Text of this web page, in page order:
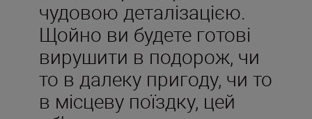
чудовою деталізацією.
Щойно ви будете готові
вирушити в подорож, чи
то в далеку пригоду, чи то
в місцеву поїздку, цей